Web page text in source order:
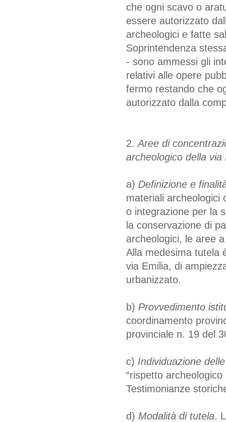
che ogni scavo o
essere autorizzato
archeologici e fatte
Soprintendenza
- sono ammessi gli
relativi alle opere
fermo restando che
autorizzato dalla
2. Aree di
archeologico della via
a) Definizione e
materiali archeologici
o integrazione per la
la conservazione di
archeologici, le aree
Alla medesima tutela
via Emilia, di
urbanizzato.
b) Provvedimento
coordinamento
provinciale n. 19 del
c) Individuazione
“rispetto
Testimonianze
d) Modalità di tutela.